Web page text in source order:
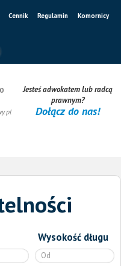
Cennik Regulamin Komornicy
Jesteś adwokatem lub radcą
prawnym?
Dołącz do nas!
Wysokość długu